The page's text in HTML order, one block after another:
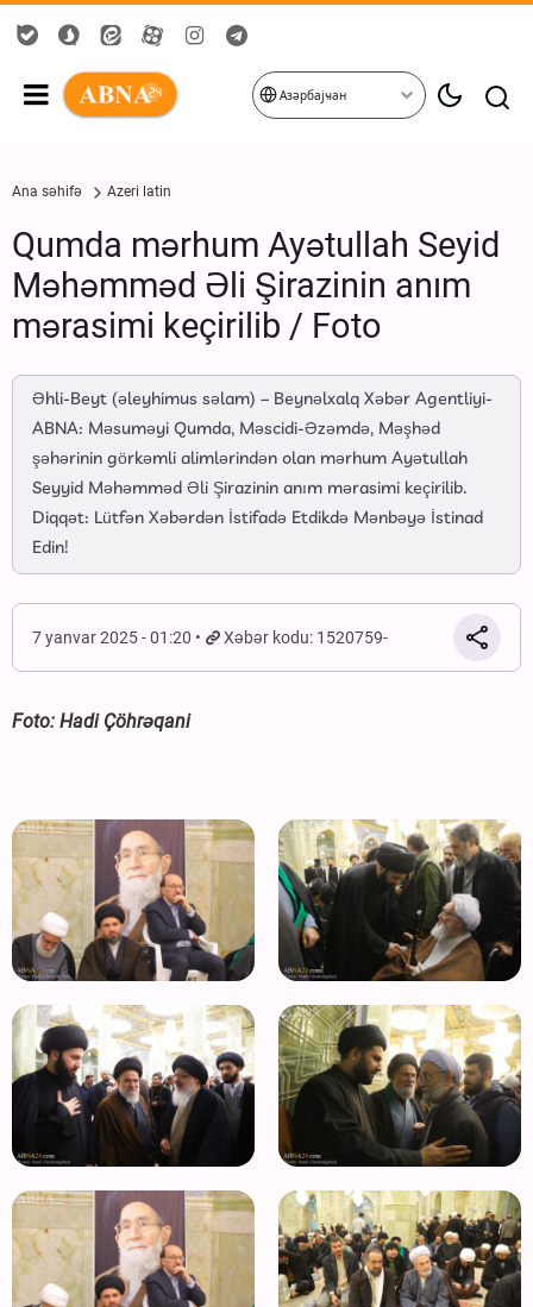
Азәрбајҹан
Ana səhifə Azeri latin
Qumda mərhum Ayətullah Seyid
Məhəmməd Əli Şirazinin anım
mərasimi keçirilib / Foto
Əhli-Beyt (əleyhimus səlam) – Beynəlxalq Xəbər Agentliyi-
ABNA: Məsuməyi Qumda, Məscidi-Əzəmdə, Məşhəd
şəhərinin görkəmli alimlərindən olan mərhum Ayətullah
Seyyid Məhəmməd Əli Şirazinin anım mərasimi keçirilib.
Diqqət: Lütfən Xəbərdən İstifadə Etdikdə Mənbəyə İstinad
Edin!
7 yanvar 2025 - 01:20 Xəbər kodu: 1520759-
Foto: Hadi Çöhrəqani